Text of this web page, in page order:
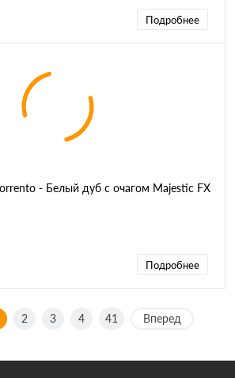
Подробнее
- Белый дуб с очагом Majestic FX
Подробнее
2 3 4 41 Вперед